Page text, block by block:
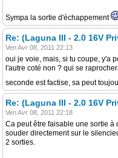
Sympa la sortie d'échappement
Re: (Laguna III - 2.0 16V
Ven Avr 08, 2011 22:13
oui je voie, mais, si tu coupe, y'a
l'autre coté non ? qui se
seconde est factise, sa peut
Re: (Laguna III - 2.0 16V
Ven Avr 08, 2011 22:18
Ca peut être faisable une sortie
souder directement sur le
2 sorties.